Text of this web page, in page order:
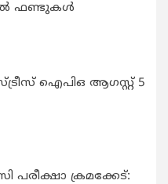
ഫണ്ടുകള്‍
ഐപിഒ ആഗസ്റ്റ് 5
പരീക്ഷാ ക്രമക്കേട്: